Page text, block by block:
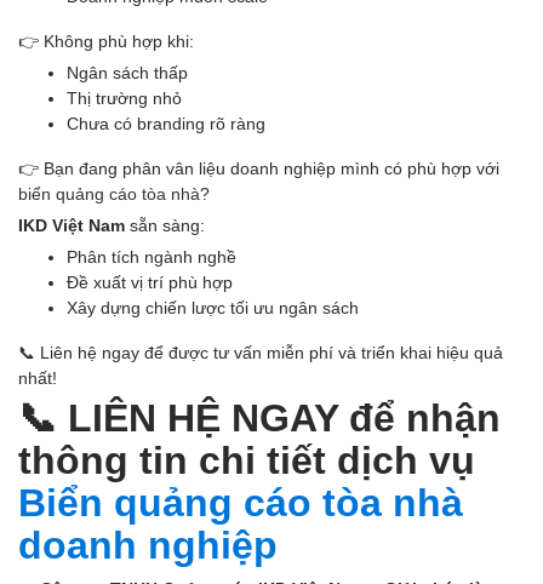
👉 Không phù hợp khi:
Ngân sách thấp
Thị trường nhỏ
Chưa có branding rõ ràng
👉 Bạn đang phân vân liệu doanh nghiệp mình có phù hợp với
biển quảng cáo tòa nhà?
IKD Việt Nam sẵn sàng:
Phân tích ngành nghề
Đề xuất vị trí phù hợp
Xây dựng chiến lược tối ưu ngân sách
📞 Liên hệ ngay để được tư vấn miễn phí và triển khai hiệu quả
nhất!
📞 LIÊN HỆ NGAY để nhận
thông tin chi tiết dịch vụ
Biển quảng cáo tòa nhà
doanh nghiệp